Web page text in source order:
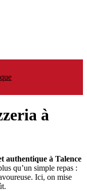
à
authentique à Talence
qu’un simple repas :
Ici, on mise